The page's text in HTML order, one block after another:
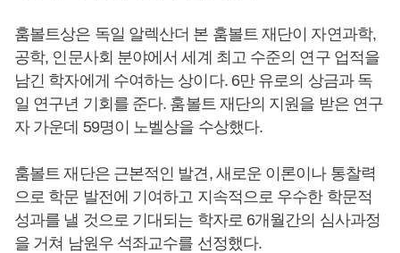
훔볼트상은 독일 알렉산더 본 훔볼트 재단이 자연과학,
공학, 인문사회 분야에서 세계 최고 수준의 연구 업적을
남긴 학자에게 수여하는 상이다. 6만 유로의 상금과 독
일 연구년 기회를 준다. 훔볼트 재단의 지원을 받은 연구
자 가운데 59명이 노벨상을 수상했다.
훔볼트 재단은 근본적인 발견, 새로운 이론이나 통찰력
으로 학문 발전에 기여하고 지속적으로 우수한 학문적
성과를 낼 것으로 기대되는 학자로 6개월간의 심사과정
을 거쳐 남원우 석좌교수를 선정했다.